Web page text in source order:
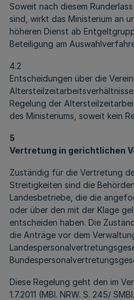
Soweit nach diesem
sind, wirkt das Ministerium an
höheren Dienst ab
Beteiligung am
4.2
Entscheidungen über die
Regelung der
des Ministeriums, soweit kein
5
Vertretung in gerichtlichen
Zuständig für die Vertretung
Streitigkeiten sind die
Landesbetriebe, die die
oder über den mit der Klage
entscheiden haben. Die
die Anträge vor dem
Diese Regelung geht den im
1.7.2011 (MBl. NRW. S. 245/